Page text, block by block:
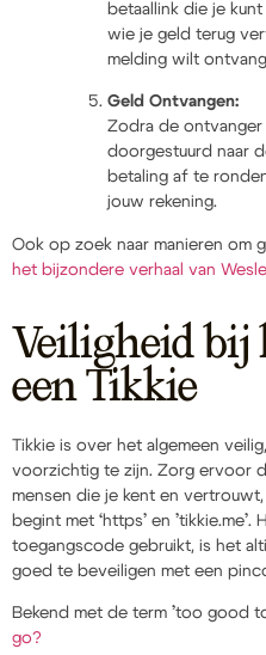
betaallink die je
wie je geld terug
melding wilt
Geld Ontvangen:
Zodra de
doorgestuurd naar
betaling af te
jouw rekening.
Ook op zoek naar manieren om
het bijzondere verhaal van
Veiligheid bij
een Tikkie
Tikkie is over het algemeen
voorzichtig te zijn. Zorg ervoor
mensen die je kent en
begint met ‘https’ en ’tikkie.me’.
toegangscode gebruikt, is het
goed te beveiligen met een
Bekend met de term ’too good
go?